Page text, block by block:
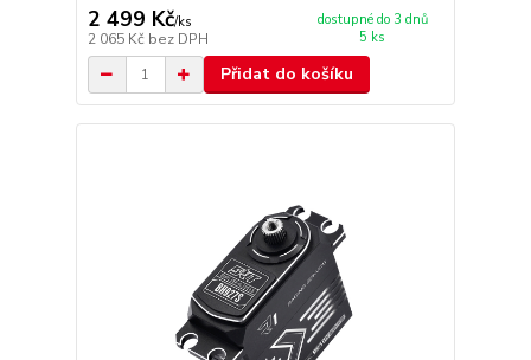
2 499 Kč/ks
2 065 Kč bez DPH
dostupné do 3 dnů
5 ks
Přidat do košíku